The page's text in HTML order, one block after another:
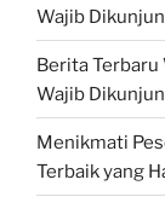
Wajib
Berita Terbaru
Wajib
Menikmati
Terbaik yang